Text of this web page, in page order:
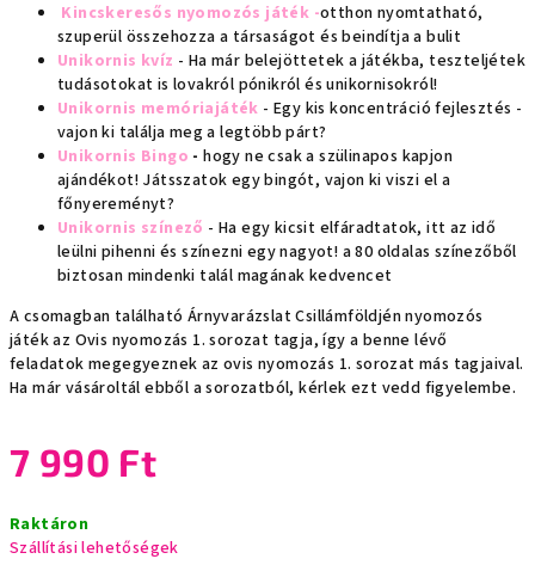
Kincskeresős nyomozós játék -otthon nyomtatható,
szuperül összehozza a társaságot és beindítja a bulit
Unikornis kvíz - Ha már belejöttetek a játékba, teszteljétek
tudásotokat is lovakról pónikról és unikornisokról!
Unikornis memóriajáték - Egy kis koncentráció fejlesztés -
vajon ki találja meg a legtöbb párt?
Unikornis Bingo - hogy ne csak a szülinapos kapjon
ajándékot! Játsszatok egy bingót, vajon ki viszi el a
főnyereményt?
Unikornis színező - Ha egy kicsit elfáradtatok, itt az idő
leülni pihenni és színezni egy nagyot! a 80 oldalas színezőből
biztosan mindenki talál magának kedvencet
A csomagban található Árnyvarázslat Csillámföldjén nyomozós
játék az Ovis nyomozás 1. sorozat tagja, így a benne lévő
feladatok megegyeznek az ovis nyomozás 1. sorozat más tagjaival.
Ha már vásároltál ebből a sorozatból, kérlek ezt vedd figyelembe.
7 990 Ft
Raktáron
Szállítási lehetőségek